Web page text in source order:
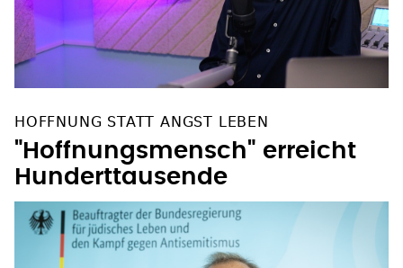
"Hoffnungsmensch" erreicht
Hunderttausende